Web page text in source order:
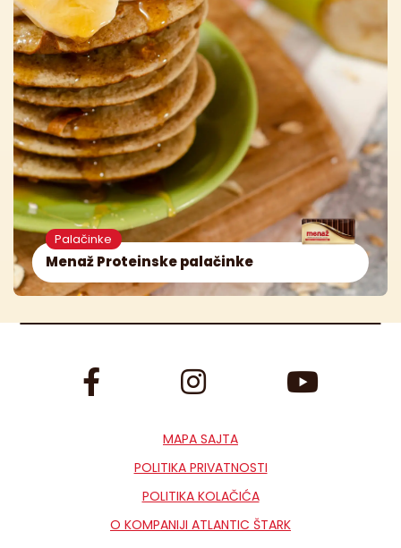
Menaž Proteinske palačinke
Palačinke
MAPA SAJTA
POLITIKA PRIVATNOSTI
POLITIKA KOLAČIĆA
O KOMPANIJI ATLANTIC ŠTARK